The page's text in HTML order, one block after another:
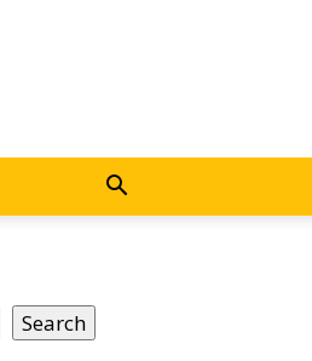
Search